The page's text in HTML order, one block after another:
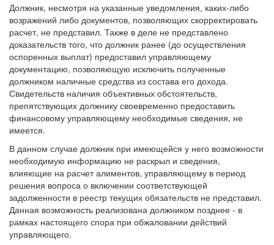
Должник, несмотря на указанные уведомления, каких-либо
возражений либо документов, позволяющих скорректировать
расчет, не представил. Также в деле не представлено
доказательств того, что должник ранее (до осуществления
оспоренных выплат) предоставил управляющему
документацию, позволяющую исключить полученные
должником наличные средства из состава его дохода.
Свидетельств наличия объективных обстоятельств,
препятствующих должнику своевременно предоставить
финансовому управляющему необходимые сведения, не
имеется.
В данном случае должник при имеющейся у него возможности
необходимую информацию не раскрыл и сведения,
влияющие на расчет алиментов, управляющему в период
решения вопроса о включении соответствующей
задолженности в реестр текущих обязательств не представил.
Данная возможность реализована должником позднее - в
рамках настоящего спора при обжаловании действий
управляющего.